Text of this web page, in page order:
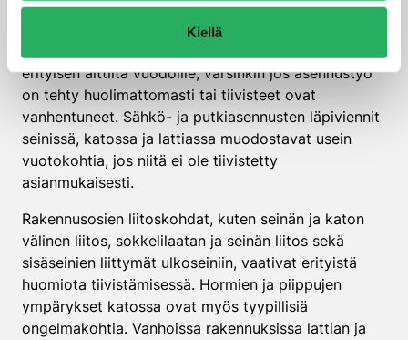
Kiellä
erityisen alttiita vuodoille, varsinkin jos asennustyö
on tehty huolimattomasti tai tiivisteet ovat
vanhentuneet. Sähkö- ja putkiasennusten läpiviennit
seinissä, katossa ja lattiassa muodostavat usein
vuotokohtia, jos niitä ei ole tiivistetty
asianmukaisesti.
Rakennusosien liitoskohdat, kuten seinän ja katon
välinen liitos, sokkelilaatan ja seinän liitos sekä
sisäseinien liittymät ulkoseiniin, vaativat erityistä
huomiota tiivistämisessä. Hormien ja piippujen
ympärykset katossa ovat myös tyypillisiä
ongelmakohtia. Vanhoissa rakennuksissa lattian ja